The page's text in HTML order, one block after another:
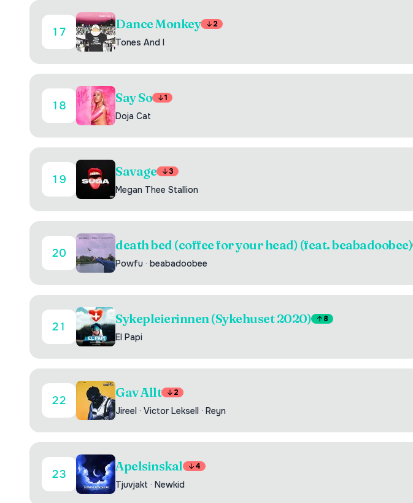
17
Dance Monkey 2
Tones And I
18
Say So 1
Doja Cat
19
Savage 3
Megan Thee Stallion
20
death bed (coffee for your head) (feat. beabadoobee)
Powfu · beabadoobee
21
Sykepleierinnen (Sykehuset 2020) 8
El Papi
22
Gav Allt 2
Jireel · Victor Leksell · Reyn
23
Apelsinskal 4
Tjuvjakt · Newkid